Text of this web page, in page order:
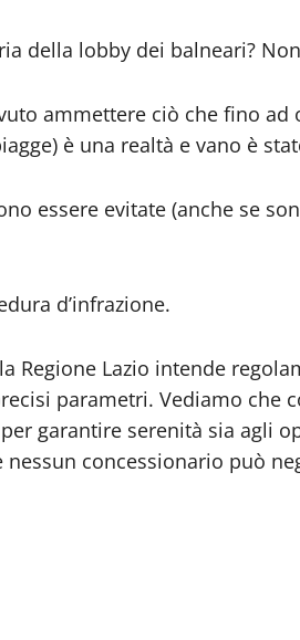
della lobby dei balneari?
ammettere ciò che fino ad
è una realtà e vano è
essere evitate (anche se
d’infrazione.
Regione Lazio intende
parametri. Vediamo che
garantire serenità sia agli
concessionario può